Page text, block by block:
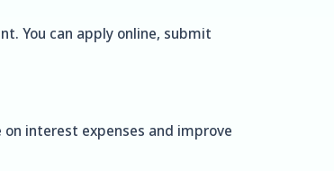
You can apply online, submit
interest expenses and improve